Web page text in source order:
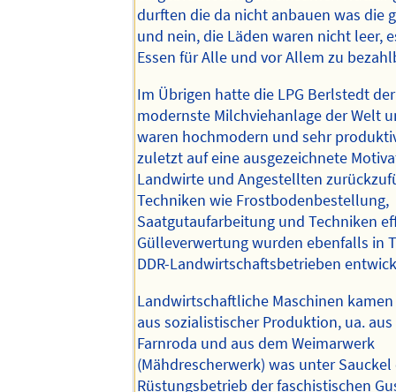
durften die da nicht anbauen was die
und nein, die Läden waren nicht leer,
Essen für Alle und vor Allem zu
Im Übrigen hatte die LPG Berlstedt
modernste Milchviehanlage der Welt
waren hochmodern und sehr
zuletzt auf eine ausgezeichnete
Landwirte und Angestellten
Techniken wie Frostbodenbestellung,
Saatgutaufarbeitung und Techniken
Gülleverwertung wurden ebenfalls in
DDR-Landwirtschaftsbetrieben
Landwirtschaftliche Maschinen
aus sozialistischer Produktion, ua.
Farnroda und aus dem Weimarwerk
(Mähdrescherwerk) was unter Sauckel
Rüstungsbetrieb der faschistischen